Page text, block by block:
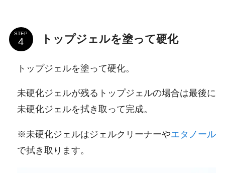
STEP トップジェルを塗って硬化
トップジェルを塗って硬化。
未硬化ジェルが残るトップジェルの場合は最後に
未硬化ジェルを拭き取って完成。
※未硬化ジェルはジェルクリーナーやエタノール
で拭き取ります。